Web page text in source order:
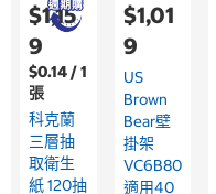
$1,15
9
$0.14 / 1
張
科克蘭
三層抽
取衛生
紙 120抽
$1,01
9
US
Brown
Bear壁
掛架
VC6B80
適用40